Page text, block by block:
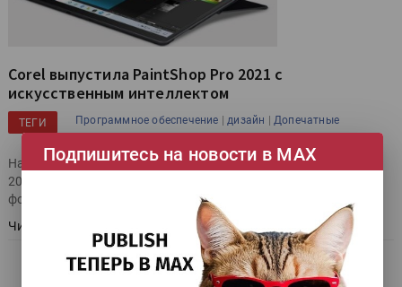
Corel выпустила PaintShop Pro 2021 с
искусственным интеллектом
ТЕГИ Программное обеспечение |дизайн |Допечатные
| | |
На рынок вышло ПО Corel PaintShopPro 2021 и PaintShop Pro
2021 Ultimate для графического дизайна и
фоторедактирования.
Читать далее
Подпишитесь на новости в МАХ